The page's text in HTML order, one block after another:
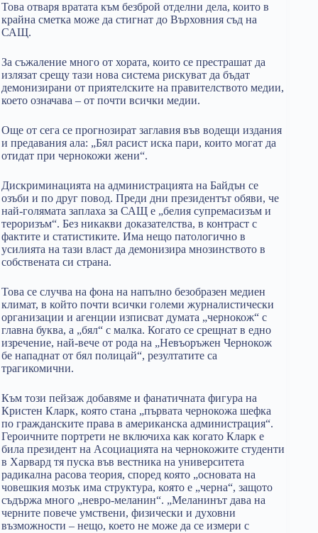
Това отваря вратата към безброй отделни дела, които в
крайна сметка може да стигнат до Върховния съд на
САЩ.
За съжаление много от хората, които се престрашат да
излязат срещу тази нова система рискуват да бъдат
демонизирани от приятелските на правителството медии,
което означава – от почти всички медии.
Още от сега се прогнозират заглавия във водещи издания
и предавания ала: „Бял расист иска пари, които могат да
отидат при чернокожи жени“.
Дискриминацията на администрацията на Байдън се
озъби и по друг повод. Преди дни президентът обяви, че
най-голямата заплаха за САЩ е „белия супремасизъм и
тероризъм“. Без никакви доказателства, в контраст с
фактите и статистиките. Има нещо патологично в
усилията на тази власт да демонизира мнозинството в
собствената си страна.
Това се случва на фона на напълно безобразен медиен
климат, в който почти всички големи журналистически
организации и агенции изписват думата „чернокож“ с
главна буква, а „бял“ с малка. Когато се срещнат в едно
изречение, най-вече от рода на „Невъоръжен Чернокож
бе нападнат от бял полицай“, резултатите са
трагикомични.
Към този пейзаж добавяме и фанатичната фигура на
Кристен Кларк, която стана „първата чернокожа шефка
по гражданските права в американска администрация“.
Героичните портрети не включиха как когато Кларк е
била президент на Асоциацията на чернокожите студенти
в Харвард тя пуска във вестника на университета
радикална расова теория, според която „основата на
човешкия мозък има структура, която е „черна“, защото
съдържа много „невро-меланин“. „Меланинът дава на
черните повече умствени, физически и духовни
възможности – нещо, което не може да се измери с